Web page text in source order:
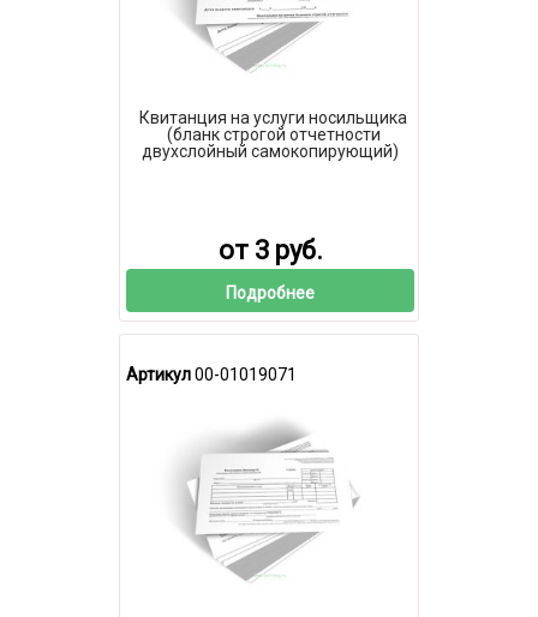
Квитанция на услуги носильщика
(бланк строгой отчетности
двухслойный самокопирующий)
от 3 руб.
Подробнее
Артикул00-01019071